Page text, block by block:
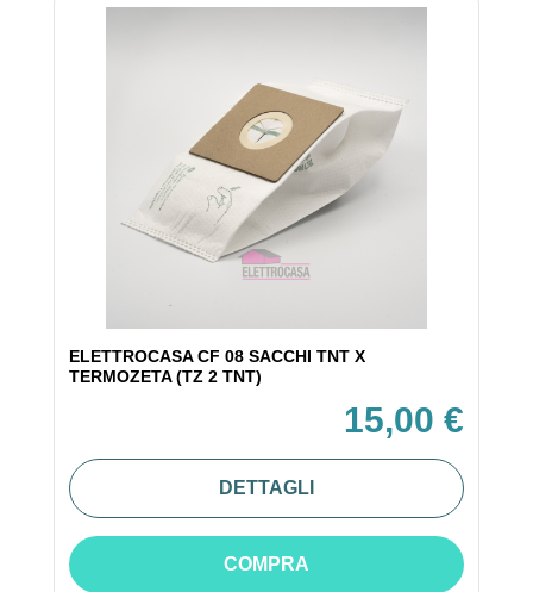
ELETTROCASA CF 08 SACCHI TNT X
TERMOZETA (TZ 2 TNT)
15,00 €
DETTAGLI
COMPRA